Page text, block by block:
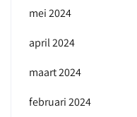
mei 2024
april 2024
maart 2024
februari 2024